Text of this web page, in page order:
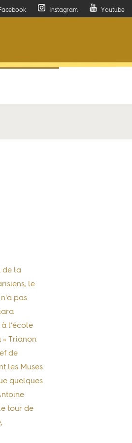
Facebook Instagram Youtube
de la
le
pas
l’école
« Trianon
de
les Muses
quelques
tour de